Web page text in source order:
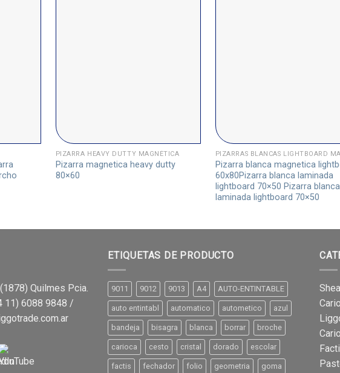
PIZARRA HEAVY DUTTY MAGNÉTICA
Pizarra magnetica heavy dutty
80×60
Pizarra blanca magnetica
60x80Pizarra blanca laminada
lightboard 70×50 Pizarra blanca
laminada lightboard 70×50
Quilmes Pcia.
11) 6088 9848 /
ETIQUETAS DE PRODUCTO
9011 9012 9013 A4 AUTO-ENTINTABLE
auto entintabl automatico autometico azul
bandeja bisagra blanca borrar broche
carioca cesto cristal dorado escolar
factis fechador folio geometria goma